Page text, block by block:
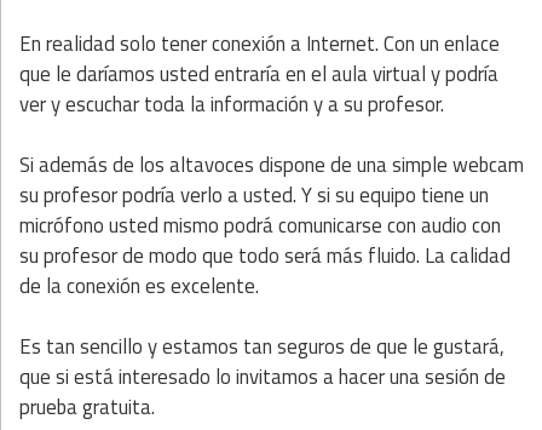
En realidad solo tener conexión a Internet. Con un enlace
que le daríamos usted entraría en el aula virtual y podría
ver y escuchar toda la información y a su profesor.
Si además de los altavoces dispone de una simple webcam
su profesor podría verlo a usted. Y si su equipo tiene un
micrófono usted mismo podrá comunicarse con audio con
su profesor de modo que todo será más fluido. La calidad
de la conexión es excelente.
Es tan sencillo y estamos tan seguros de que le gustará,
que si está interesado lo invitamos a hacer una sesión de
prueba gratuita.